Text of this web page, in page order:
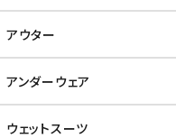
アウター
アンダーウェア
ウェットスーツ